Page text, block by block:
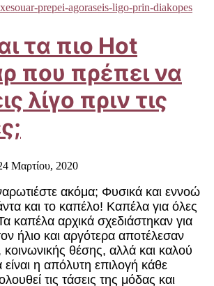
τα πιο Hot
που πρέπει να
λίγο πριν τις
Μαρτίου, 2020
ακόμα; Φυσικά και εννοώ
και το καπέλο! Καπέλα για όλες
καπέλα αρχικά σχεδιάστηκαν για
ήλιο και αργότερα αποτέλεσαν
κοινωνικής θέσης, αλλά και καλού
η απόλυτη επιλογή κάθε
τις τάσεις της μόδας και